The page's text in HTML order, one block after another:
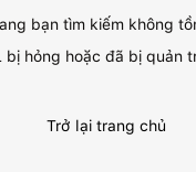
bạn tìm kiếm không
bị hỏng hoặc đã bị quản
Trở lại trang chủ